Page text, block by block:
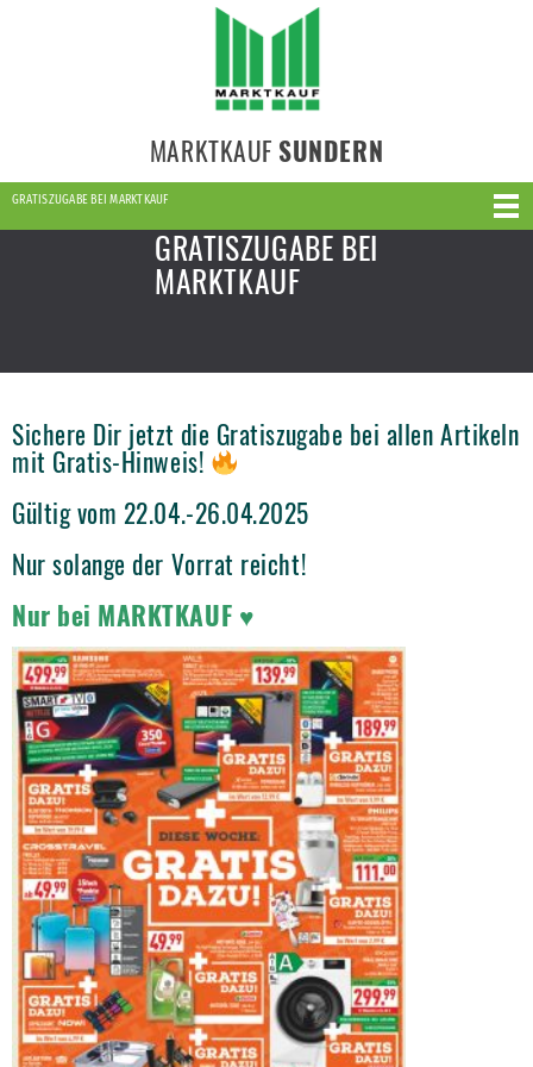
MARKTKAUF SUNDERN
GRATISZUGABE BEI MARKTKAUF
GRATISZUGABE BEI
MARKTKAUF
Sichere Dir jetzt die Gratiszugabe bei allen Artikeln
mit Gratis-Hinweis!
Gültig vom 22.04.-26.04.2025
Nur solange der Vorrat reicht!
Nur bei MARKTKAUF ♥